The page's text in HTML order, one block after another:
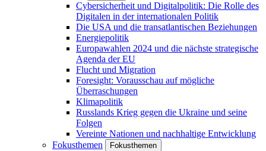
Cybersicherheit und Digitalpolitik: Die Rolle des
Digitalen in der internationalen Politik
Die USA und die transatlantischen Beziehungen
Energiepolitik
Europawahlen 2024 und die nächste strategische
Agenda der EU
Flucht und Migration
Foresight: Vorausschau auf mögliche
Überraschungen
Klimapolitik
Russlands Krieg gegen die Ukraine und seine
Folgen
Vereinte Nationen und nachhaltige Entwicklung
Fokusthemen
Fokusthemen